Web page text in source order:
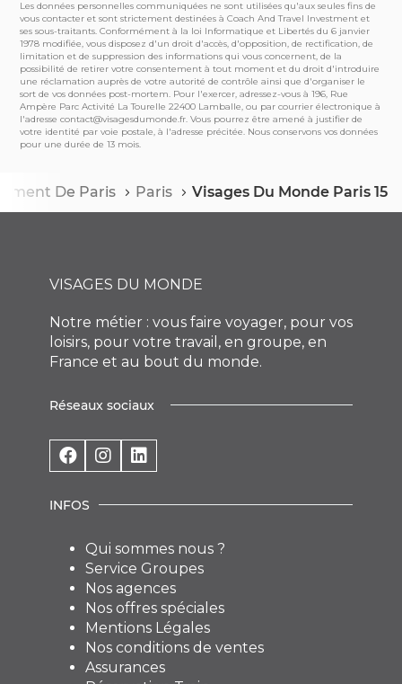
Les données personnelles communiquées ne sont utilisées qu'aux seules fins de
vous contacter et sont strictement destinées à Coach And Travel Investment et
ses sous-traitants. Conformément à la loi Informatique et Libertés du 6 janvier
1978 modifiée, vous disposez d'un droit d'accès, d'opposition, de rectification, de
limitation et de suppression des informations qui vous concernent, de la
possibilité de retirer votre consentement à tout moment et du droit d'introduire
une réclamation auprès de votre autorité de contrôle ainsi que d'organiser le
sort de vos données post-mortem. Pour l'exercer, adressez-vous à 196, Rue
Ampère Parc Activité La Tourelle 22400 Lamballe, ou par courrier électronique à
l'adressecontact@visagesdumonde.fr. Vous pourrez être amené à justifier de
votre identité par voie postale, à l'adresse précitée. Nous conservons vos données
pour une durée de 13 mois.
De Paris Paris Visages Du Monde Paris 15
VISAGES DU MONDE
Notre métier : vous faire voyager, pour vos
loisirs, pour votre travail, en groupe, en
France et au bout du monde.
Réseaux sociaux
INFOS
Qui sommes nous ?
Service Groupes
Nos agences
Nos offres spéciales
Mentions Légales
Nos conditions de ventes
Assurances